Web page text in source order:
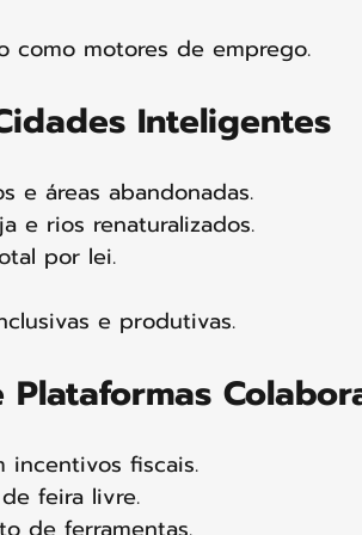
como motores de emprego.
Inteligentes
e áreas abandonadas.
e rios renaturalizados.
por lei.
e produtivas.
incentivos fiscais.
feira livre.